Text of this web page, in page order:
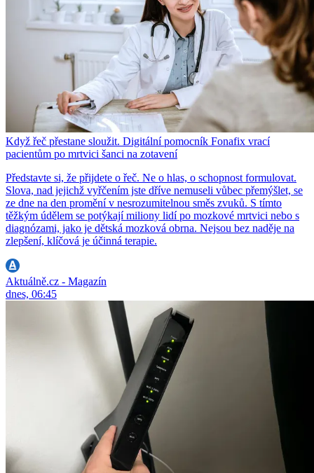
Když řeč přestane sloužit. Digitální pomocník Fonafix vrací
pacientům po mrtvici šanci na zotavení
Představte si, že přijdete o řeč. Ne o hlas, o schopnost formulovat.
Slova, nad jejichž vyřčením jste dříve nemuseli vůbec přemýšlet, se
ze dne na den promění v nesrozumitelnou směs zvuků. S tímto
těžkým údělem se potýkají miliony lidí po mozkové mrtvici nebo s
diagnózami, jako je dětská mozková obrna. Nejsou bez naděje na
zlepšení, klíčová je účinná terapie.
Aktuálně.cz - Magazín
dnes, 06:45